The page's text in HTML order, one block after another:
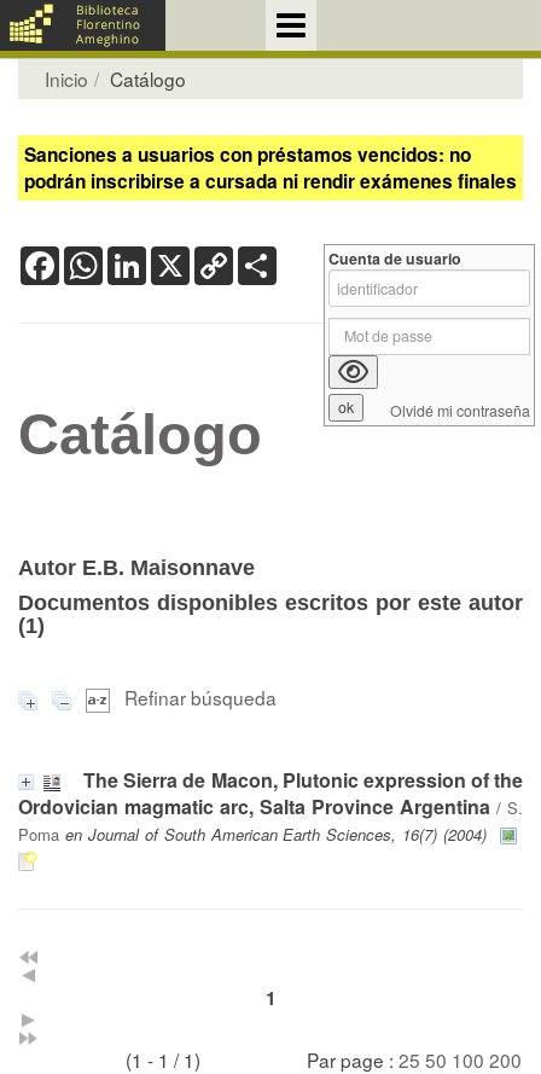
Inicio Catálogo
Sanciones a usuarios con préstamos vencidos: no
podrán inscribirse a cursada ni rendir exámenes finales
FacebookWhatsApp
LinkedIn
X Copy
Link
Catálogo
Autor E.B. Maisonnave
Documentos disponibles escritos por este autor
(1)
Refinar búsqueda
The Sierra de Macon, Plutonic expression of the
Ordovician magmatic arc, Salta Province Argentina / S.
Poma en Journal of South American Earth Sciences, 16(7) (2004)
1
(1 - 1 / 1) Par page : 25 50 100 200
Cuenta de usuario
Olvidé mi contraseña